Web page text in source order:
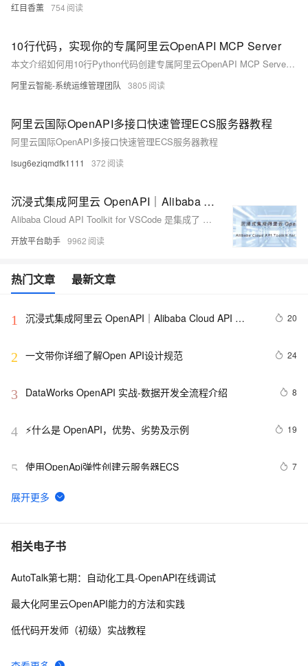
红目香薰 754
10行代码，实现你的专属阿里云OpenAPI MCP Server
本文介绍如何用10行Python代码创建专属阿里云OpenAPI MCP Server。针对传统MCP Server工具固化、开发复杂等问题，提出借助alibaba-cloud-ops-mcp-server实现灵活拓展的方案。通过配置服务与API名称，运行简短代码即可生成支持SSE连接的MCP Server。用户无需深入了解阿里云OpenAPI细节，大幅降低开发门槛。未来将探索通用工具设计，实现固定工具调用任意API，进一步提升灵活性与效率。
阿里云智能-系统运维管理团队 3805
阿里云国际OpenAPI多接口快速管理ECS服务器教程
阿里云国际OpenAPI多接口快速管理ECS服务器教程
lsug6eziqmdfk1111 372
沉浸式集成阿里云 OpenAPI｜Alibaba Cloud API Toolkit for VS Code
Alibaba Cloud API Toolkit for VSCode 是集成了 OpenAPI 开发者门户多项功能的 VSCode 插件，开发者可以通过这个插件方便地查找API文档、进行API调试、插入SDK代码，并配置基础环境设置。我们的目标是缩短开发者在门户和IDE之间的频繁切换，实现API信息和开发流程的无缝结合，让开发者的工作变得更加高效和紧密。
开放平台助手 9962
热门文章 最新文章
1
沉浸式集成阿里云 OpenAPI｜Alibaba Cloud API
20
2 一文带你详细了解Open API设计规范 24
3 DataWorks OpenAPI 实战-数据开发全流程介绍 8
4 ⚡什么是 OpenAPI，优势、劣势及示例 19
5 使用OpenApi弹性创建云服务器ECS 7
6
利用阿里云 OpenAPI 以及 DNS 云解析自建 DDNS 动态
7 DataWorks OpenAPI 示例（元数据模块）
8 Darabonba：支持任意 OpenAPI 网关的多语言 SDK
相关电子书
AutoTalk第七期：自动化工具-OpenAPI在线调试
最大化阿里云OpenAPI能力的方法和实践
低代码开发师（初级）实战教程